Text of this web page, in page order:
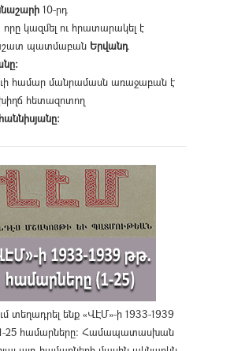
10-րդ
կազմել ու հրատարակել է
պատմաբան Երվանդ
համար մանրամասն առաջաբան է
հետազոտող
տեղադրել ենք «ՎԷՄ»-ի 1933-1939
1-25 համարները։ Համապատասխան